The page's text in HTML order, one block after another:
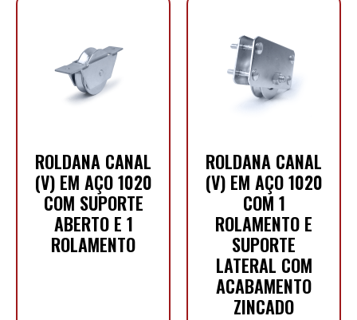
ROLDANA CANAL
(V) EM AÇO 1020
COM SUPORTE
ABERTO E 1
ROLAMENTO
ROLDANA CANAL
(V) EM AÇO 1020
COM 1
ROLAMENTO E
SUPORTE
LATERAL COM
ACABAMENTO
ZINCADO